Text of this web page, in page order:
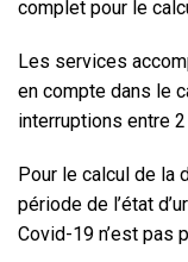
complet pour le
Les services
en compte dans le
interruptions entre
Pour le calcul de la
période de l’état
Covid-19 n’est pas